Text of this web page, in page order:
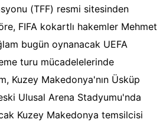
(TFF) resmi sitesinden
FIFA kokartlı hakemler Mehmet
bugün oynanacak UEFA
turu mücadelelerinde
Kuzey Makedonya'nın Üsküp
Ulusal Arena Stadyumu'nda
Kuzey Makedonya temsilcisi